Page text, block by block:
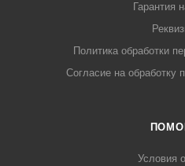
Гарантия
Политика обработки
Согласие на обработку
Условия